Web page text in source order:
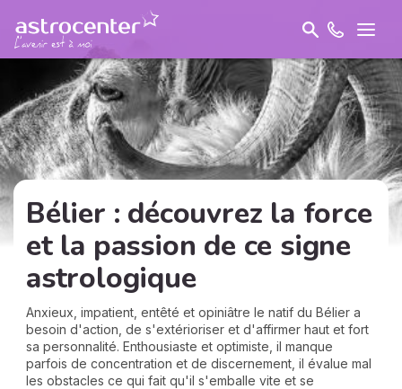
Bélier : découvrez la force
et la passion de ce signe
astrologique
Anxieux, impatient, entêté et opiniâtre le natif du Bélier a
besoin d'action, de s'extérioriser et d'affirmer haut et fort
sa personnalité. Enthousiaste et optimiste, il manque
parfois de concentration et de discernement, il évalue mal
les obstacles ce qui fait qu'il s'emballe vite et se